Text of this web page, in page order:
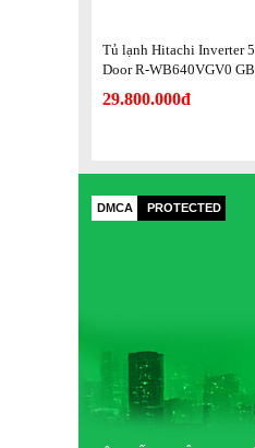
Công nghệ tiết kiệm
- Tủ lạnh Hitachi sử
tiết kiệm tối ưu điện
Tủ lạnh Hitachi Inverter
Door R-WB640VGV0
29.800.000đ
DMCA PROTECTED